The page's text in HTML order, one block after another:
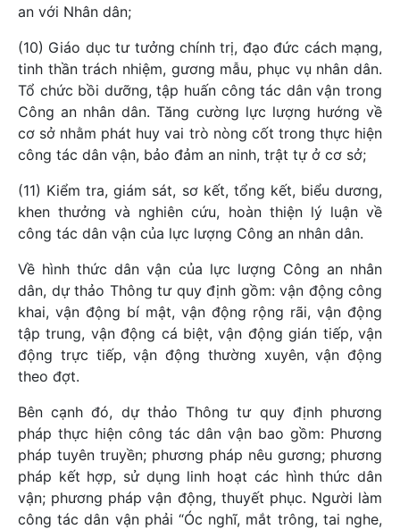
an với Nhân dân;
(10) Giáo dục tư tưởng chính trị, đạo đức cách mạng,
tinh thần trách nhiệm, gương mẫu, phục vụ nhân dân.
Tổ chức bồi dưỡng, tập huấn công tác dân vận trong
Công an nhân dân. Tăng cường lực lượng hướng về
cơ sở nhằm phát huy vai trò nòng cốt trong thực hiện
công tác dân vận, bảo đảm an ninh, trật tự ở cơ sở;
(11) Kiểm tra, giám sát, sơ kết, tổng kết, biểu dương,
khen thưởng và nghiên cứu, hoàn thiện lý luận về
công tác dân vận của lực lượng Công an nhân dân.
Về hình thức dân vận của lực lượng Công an nhân
dân, dự thảo Thông tư quy định gồm: vận động công
khai, vận động bí mật, vận động rộng rãi, vận động
tập trung, vận động cá biệt, vận động gián tiếp, vận
động trực tiếp, vận động thường xuyên, vận động
theo đợt.
Bên cạnh đó, dự thảo Thông tư quy định phương
pháp thực hiện công tác dân vận bao gồm: Phương
pháp tuyên truyền; phương pháp nêu gương; phương
pháp kết hợp, sử dụng linh hoạt các hình thức dân
vận; phương pháp vận động, thuyết phục. Người làm
công tác dân vận phải “Óc nghĩ, mắt trông, tai nghe,